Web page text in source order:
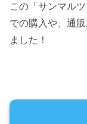
この「サンマル
での購入や、通
ました！